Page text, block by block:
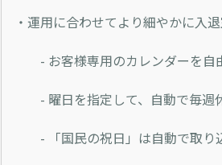
・運用に合わせてより細やかに入退
- お客様専用のカレンダーを自
- 曜日を指定して、自動で毎週
- 「国民の祝日」は自動で取り